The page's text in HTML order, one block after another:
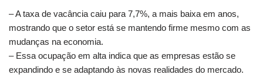
– A taxa de vacância caiu para 7,7%, a mais baixa em anos,
mostrando que o setor está se mantendo firme mesmo com as
mudanças na economia.
– Essa ocupação em alta indica que as empresas estão se
expandindo e se adaptando às novas realidades do mercado.